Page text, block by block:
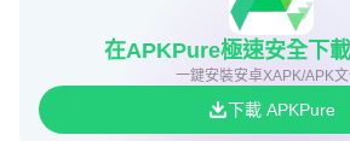
在APKPure極速安全下
一鍵安裝安卓XAPK/APK
下載 APKPure